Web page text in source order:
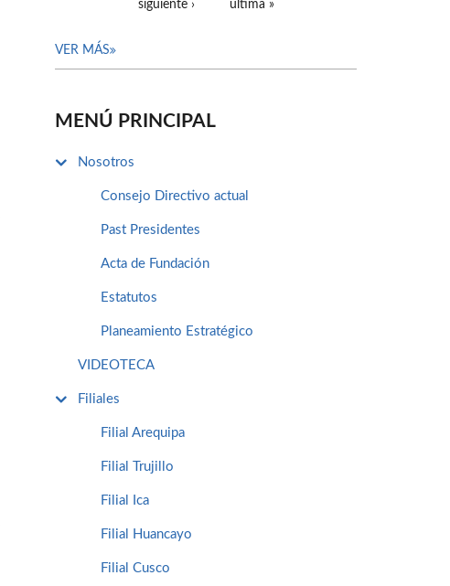
siguiente › última »
VER MÁS
MENÚ PRINCIPAL
Nosotros
Consejo Directivo actual
Past Presidentes
Acta de Fundación
Estatutos
Planeamiento Estratégico
VIDEOTECA
Filiales
Filial Arequipa
Filial Trujillo
Filial Ica
Filial Huancayo
Filial Cusco